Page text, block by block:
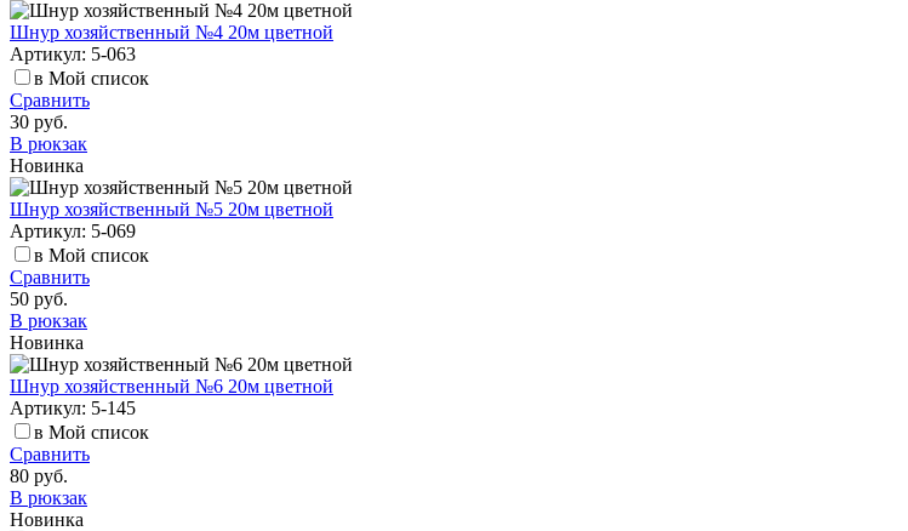
Шнур хозяйственный №4 20м цветной
Артикул: 5-063
в Мой список
Сравнить
30 руб.
В рюкзак
Новинка
Шнур хозяйственный №5 20м цветной
Артикул: 5-069
в Мой список
Сравнить
50 руб.
В рюкзак
Новинка
Шнур хозяйственный №6 20м цветной
Артикул: 5-145
в Мой список
Сравнить
80 руб.
В рюкзак
Новинка